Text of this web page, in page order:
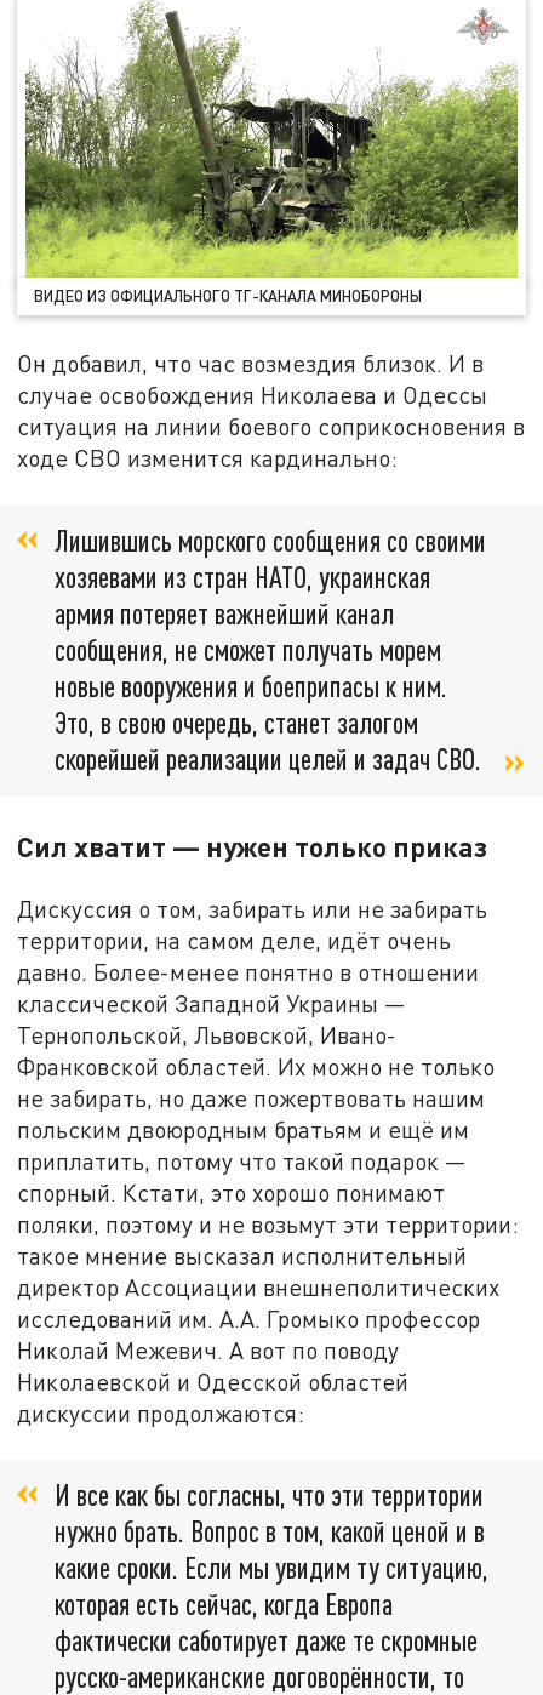
ВИДЕО ИЗ ОФИЦИАЛЬНОГО ТГ-КАНАЛА МИНОБОРОНЫ
Он добавил, что час возмездия близок. И в
случае освобождения Николаева и Одессы
ситуация на линии боевого соприкосновения в
ходе СВО изменится кардинально:
Лишившись морского сообщения со своими
хозяевами из стран НАТО, украинская
армия потеряет важнейший канал
сообщения, не сможет получать морем
новые вооружения и боеприпасы к ним.
Это, в свою очередь, станет залогом
скорейшей реализации целей и задач СВО.
Сил хватит — нужен только приказ
Дискуссия о том, забирать или не забирать
территории, на самом деле, идёт очень
давно. Более-менее понятно в отношении
классической Западной Украины —
Тернопольской, Львовской, Ивано-
Франковской областей. Их можно не только
не забирать, но даже пожертвовать нашим
польским двоюродным братьям и ещё им
приплатить, потому что такой подарок —
спорный. Кстати, это хорошо понимают
поляки, поэтому и не возьмут эти территории:
такое мнение высказал исполнительный
директор Ассоциации внешнеполитических
исследований им. А.А. Громыко профессор
Николай Межевич. А вот по поводу
Николаевской и Одесской областей
дискуссии продолжаются:
И все как бы согласны, что эти территории
нужно брать. Вопрос в том, какой ценой и в
какие сроки. Если мы увидим ту ситуацию,
которая есть сейчас, когда Европа
фактически саботирует даже те скромные
русско-американские договорённости, то